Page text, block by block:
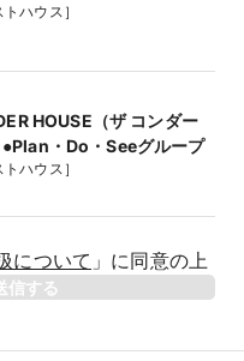
ハウス］
HOUSE（ザ コンダー
・Do・Seeグループ
ハウス］
について 」 に同意の上
信する